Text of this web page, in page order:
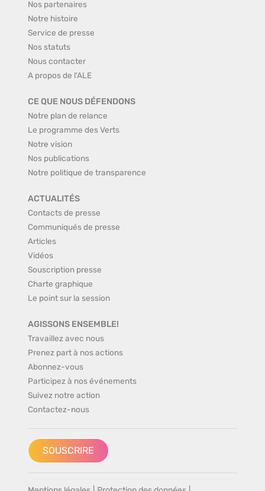
Nos partenaires
Notre histoire
Service de presse
Nos statuts
Nous contacter
A propos de l'ALE
CE QUE NOUS DÉFENDONS
Notre plan de relance
Le programme des Verts
Notre vision
Nos publications
Notre politique de transparence
ACTUALITÉS
Contacts de presse
Communiqués de presse
Articles
Vidéos
Souscription presse
Charte graphique
Le point sur la session
AGISSONS ENSEMBLE!
Travaillez avec nous
Prenez part à nos actions
Abonnez-vous
Participez à nos événements
Suivez notre action
Contactez-nous
SOUSCRIRE